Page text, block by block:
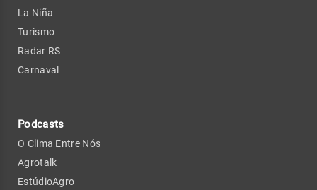
La Niña
Turismo
Radar RS
Carnaval
Podcasts
O Clima Entre Nós
Agrotalk
EstúdioAgro